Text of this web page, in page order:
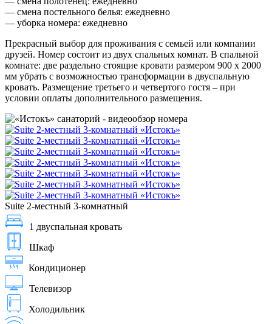
— смена постельного белья: ежедневно
— уборка номера: ежедневно
Прекрасный выбор для проживания с семьей или компании
друзей. Номер состоит из двух спальных комнат. В спальной
комнате: две раздельно стоящие кровати размером 900 х 2000
мм убрать с возможностью трансформации в двуспальную
кровать. Размещение третьего и четвертого гостя – при
условии оплаты дополнительного размещения.
Suite 2-местный 3-комнатный
1 двуспальная кровать
Шкаф
Кондиционер
Телевизор
Холодильник